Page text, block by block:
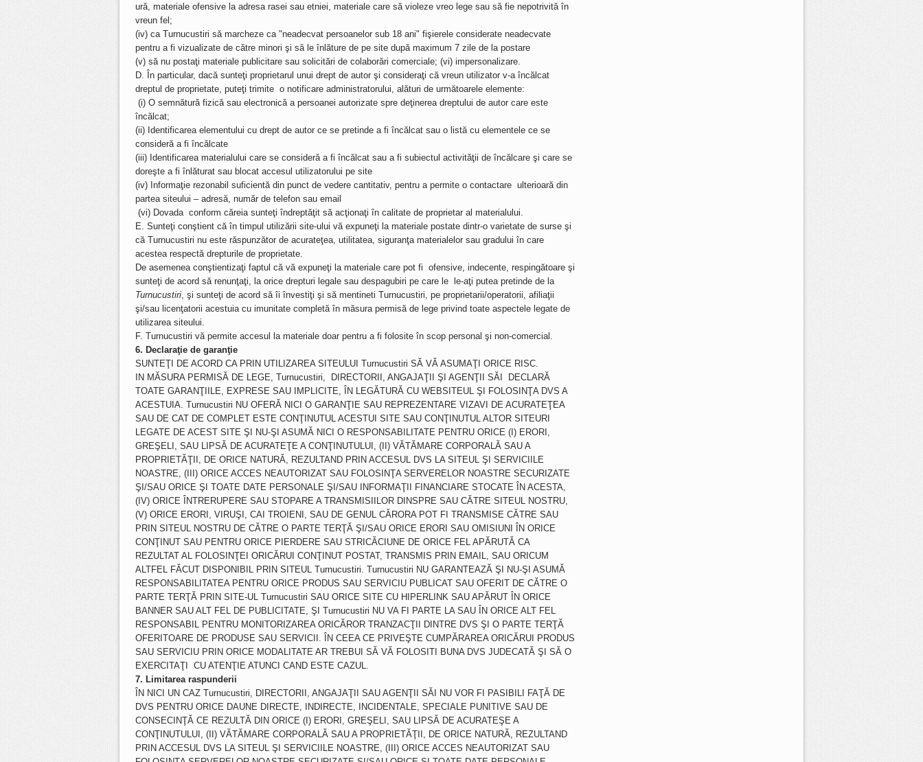
ură, materiale ofensive la adresa rasei sau etniei, materiale care să violeze vreo lege sau să fie nepotrivită în
vreun fel;
(iv) ca Turnucustiri să marcheze ca "neadecvat persoanelor sub 18 ani" fişierele considerate neadecvate
pentru a fi vizualizate de către minori şi să le înlăture de pe site după maximum 7 zile de la postare
(v) să nu postaţi materiale publicitare sau solicitări de colaborări comerciale; (vi) impersonalizare.
D. În particular, dacă sunteţi proprietarul unui drept de autor şi consideraţi că vreun utilizator v-a încălcat
dreptul de proprietate, puteţi trimite o notificare administratorului, alături de următoarele elemente:
(i) O semnătură fizică sau electronică a persoanei autorizate spre deţinerea dreptului de autor care este
încălcat;
(ii) Identificarea elementului cu drept de autor ce se pretinde a fi încălcat sau o listă cu elementele ce se
consideră a fi încălcate
(iii) Identificarea materialului care se consideră a fi încălcat sau a fi subiectul activităţii de încălcare şi care se
doreşte a fi înlăturat sau blocat accesul utilizatorului pe site
(iv) Informaţie rezonabil suficientă din punct de vedere cantitativ, pentru a permite o contactare ulterioară din
partea siteului – adresă, număr de telefon sau email
(vi) Dovada conform căreia sunteţi îndreptăţit să acţionaţi în calitate de proprietar al materialului.
E. Sunteţi conştient că în timpul utilizării site-ului vă expuneţi la materiale postate dintr-o varietate de surse şi
că Turnucustiri nu este răspunzător de acurateţea, utilitatea, siguranţa materialelor sau gradului în care
acestea respectă drepturile de proprietate.
De asemenea conştientizaţi faptul că vă expuneţi la materiale care pot fi ofensive, indecente, respingătoare şi
sunteţi de acord să renunţaţi, la orice drepturi legale sau despagubiri pe care le le-aţi putea pretinde de la
Turnucustiri, şi sunteţi de acord să îi învestiţi şi să mentineti Turnucustiri, pe proprietarii/operatorii, afiliaţii
şi/sau licenţatorii acestuia cu imunitate completă în măsura permisă de lege privind toate aspectele legate de
utilizarea siteului.
F. Turnucustiri vă permite accesul la materiale doar pentru a fi folosite în scop personal şi non-comercial.
6. Declaraţie de garanţie
SUNTEŢI DE ACORD CA PRIN UTILIZAREA SITEULUI Turnucustiri SĂ VĂ ASUMAŢI ORICE RISC.
IN MĂSURA PERMISĂ DE LEGE, Turnucustiri, DIRECTORII, ANGAJAŢII ŞI AGENŢII SĂI DECLARĂ
TOATE GARANŢIILE, EXPRESE SAU IMPLICITE, ÎN LEGĂTURĂ CU WEBSITEUL ŞI FOLOSINŢA DVS A
ACESTUIA. Turnucustiri NU OFERĂ NICI O GARANŢIE SAU REPREZENTARE VIZAVI DE ACURATEŢEA
SAU DE CAT DE COMPLET ESTE CONŢINUTUL ACESTUI SITE SAU CONŢINUTUL ALTOR SITEURI
LEGATE DE ACEST SITE ŞI NU-ŞI ASUMĂ NICI O RESPONSABILITATE PENTRU ORICE (I) ERORI,
GREŞELI, SAU LIPSĂ DE ACURATEŢE A CONŢINUTULUI, (II) VĂTĂMARE CORPORALĂ SAU A
PROPRIETĂŢII, DE ORICE NATURĂ, REZULTAND PRIN ACCESUL DVS LA SITEUL ŞI SERVICIILE
NOASTRE, (III) ORICE ACCES NEAUTORIZAT SAU FOLOSINŢA SERVERELOR NOASTRE SECURIZATE
ŞI/SAU ORICE ŞI TOATE DATE PERSONALE ŞI/SAU INFORMAŢII FINANCIARE STOCATE ÎN ACESTA,
(IV) ORICE ÎNTRERUPERE SAU STOPARE A TRANSMISIILOR DINSPRE SAU CĂTRE SITEUL NOSTRU,
(V) ORICE ERORI, VIRUŞI, CAI TROIENI, SAU DE GENUL CĂRORA POT FI TRANSMISE CĂTRE SAU
PRIN SITEUL NOSTRU DE CĂTRE O PARTE TERŢĂ ŞI/SAU ORICE ERORI SAU OMISIUNI ÎN ORICE
CONŢINUT SAU PENTRU ORICE PIERDERE SAU STRICĂCIUNE DE ORICE FEL APĂRUTĂ CA
REZULTAT AL FOLOSINŢEI ORICĂRUI CONŢINUT POSTAT, TRANSMIS PRIN EMAIL, SAU ORICUM
ALTFEL FĂCUT DISPONIBIL PRIN SITEUL Turnucustiri. Turnucustiri NU GARANTEAZĂ ŞI NU-ŞI ASUMĂ
RESPONSABILITATEA PENTRU ORICE PRODUS SAU SERVICIU PUBLICAT SAU OFERIT DE CĂTRE O
PARTE TERŢĂ PRIN SITE-UL Turnucustiri SAU ORICE SITE CU HIPERLINK SAU APĂRUT ÎN ORICE
BANNER SAU ALT FEL DE PUBLICITATE, ŞI Turnucustiri NU VA FI PARTE LA SAU ÎN ORICE ALT FEL
RESPONSABIL PENTRU MONITORIZAREA ORICĂROR TRANZACŢII DINTRE DVS ŞI O PARTE TERŢĂ
OFERITOARE DE PRODUSE SAU SERVICII. ÎN CEEA CE PRIVEŞTE CUMPĂRAREA ORICĂRUI PRODUS
SAU SERVICIU PRIN ORICE MODALITATE AR TREBUI SĂ VĂ FOLOSITI BUNA DVS JUDECATĂ ŞI SĂ O
EXERCITAŢI CU ATENŢIE ATUNCI CAND ESTE CAZUL.
7. Limitarea raspunderii
ÎN NICI UN CAZ Turnucustiri, DIRECTORII, ANGAJAŢII SAU AGENŢII SĂI NU VOR FI PASIBILI FAŢĂ DE
DVS PENTRU ORICE DAUNE DIRECTE, INDIRECTE, INCIDENTALE, SPECIALE PUNITIVE SAU DE
CONSECINŢĂ CE REZULTĂ DIN ORICE (I) ERORI, GREŞELI, SAU LIPSĂ DE ACURATEŞE A
CONŢINUTULUI, (II) VĂTĂMARE CORPORALĂ SAU A PROPRIETĂŢII, DE ORICE NATURĂ, REZULTAND
PRIN ACCESUL DVS LA SITEUL ŞI SERVICIILE NOASTRE, (III) ORICE ACCES NEAUTORIZAT SAU